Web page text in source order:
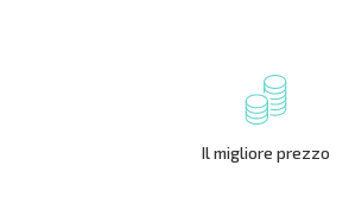
Il migliore prezzo